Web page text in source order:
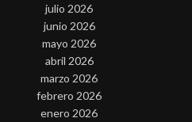
julio 2026
junio 2026
mayo 2026
abril 2026
marzo 2026
febrero 2026
enero 2026